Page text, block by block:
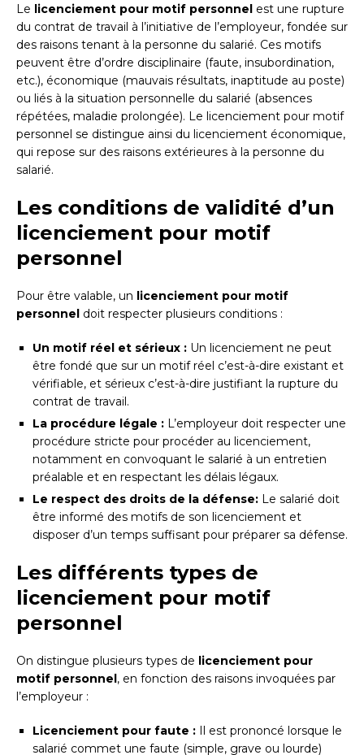
Le licenciement pour motif personnel est une rupture
du contrat de travail à l’initiative de l’employeur, fondée sur
des raisons tenant à la personne du salarié. Ces motifs
peuvent être d’ordre disciplinaire (faute, insubordination,
etc.), économique (mauvais résultats, inaptitude au poste)
ou liés à la situation personnelle du salarié (absences
répétées, maladie prolongée). Le licenciement pour motif
personnel se distingue ainsi du licenciement économique,
qui repose sur des raisons extérieures à la personne du
salarié.
Les conditions de validité d’un
licenciement pour motif
personnel
Pour être valable, un licenciement pour motif
personnel doit respecter plusieurs conditions :
Un motif réel et sérieux : Un licenciement ne peut
être fondé que sur un motif réel c’est-à-dire existant et
vérifiable, et sérieux c’est-à-dire justifiant la rupture du
contrat de travail.
La procédure légale : L’employeur doit respecter une
procédure stricte pour procéder au licenciement,
notamment en convoquant le salarié à un entretien
préalable et en respectant les délais légaux.
Le respect des droits de la défense: Le salarié doit
être informé des motifs de son licenciement et
disposer d’un temps suffisant pour préparer sa défense.
Les différents types de
licenciement pour motif
personnel
On distingue plusieurs types de licenciement pour
motif personnel, en fonction des raisons invoquées par
l’employeur :
Licenciement pour faute : Il est prononcé lorsque le
salarié commet une faute (simple, grave ou lourde)